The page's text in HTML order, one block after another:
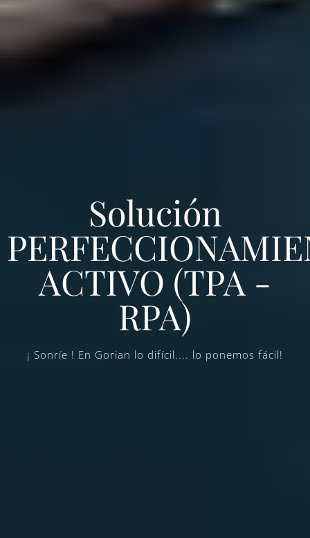
Solución
ACTIVO (TPA -
RPA)
¡ Sonríe ! En Gorian lo difícil.... lo ponemos fácil!